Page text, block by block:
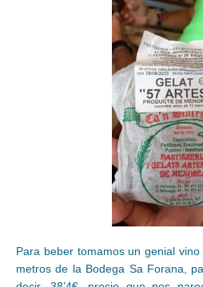
Para beber tomamos un genial
metros de la Bodega Sa Forana,